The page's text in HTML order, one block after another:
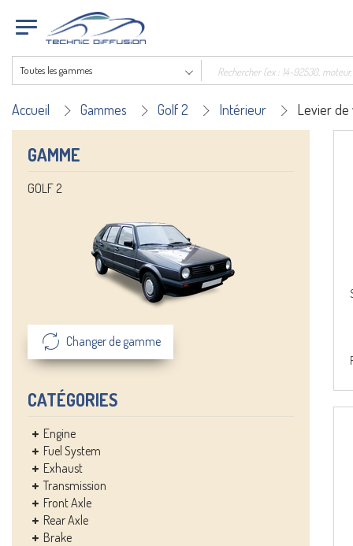
Toutes les gammes
Accueil Gammes Golf 2 Intérieur Levier de
GAMME
GOLF 2
Changer de gamme
CATÉGORIES
Engine
Fuel System
Exhaust
Transmission
Front Axle
Rear Axle
Brake